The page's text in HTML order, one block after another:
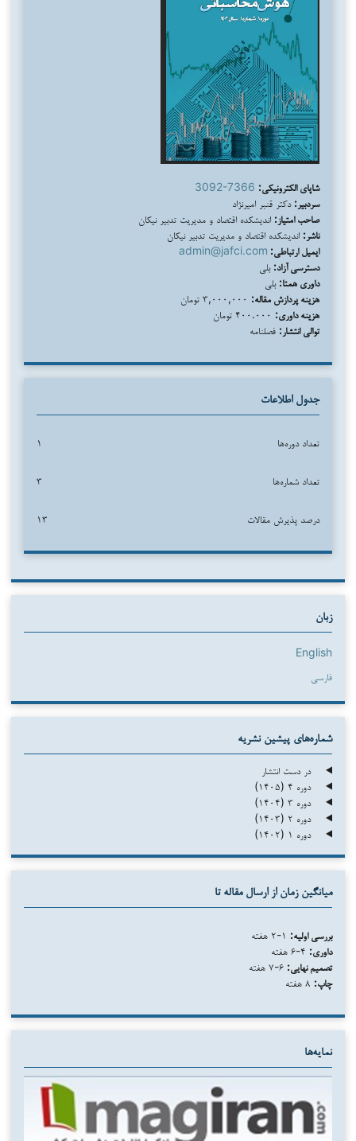
شاپای الکترونیکی: 3092-7366
سردبیر: دکتر قنبر امیرنژاد
صاحب امتیاز: اندیشکده اقتصاد و مدیریت تدبیر نیکان
ناشر: اندیشکده اقتصاد و مدیریت تدبیر نیکان
ایمیل ارتباطی: admin@jafci.com
دسترسی آزاد: بلی
داوری همتا: بلی
هزینه پردازش مقاله:
هزینه داوری:
توالی انتشار: فصلنامه
جدول اطلاعات
تعداد دوره‌ها ۱
تعداد شماره‌ها ۳
درصد پذیرش مقالات ۱۳
زبان
English
فارسی
شماره‌های پیشین نشریه
در دست انتشار
دوره ۴ (۱۴۰۵)
دوره ۳ (۱۴۰۴)
دوره ۲ (۱۴۰۳)
دوره ۱ (۱۴۰۲)
میانگین زمان از ارسال مقاله تا
بررسی اولیه:
داوری:
تصمیم نهایی:
چاپ:
نمایه‌ها